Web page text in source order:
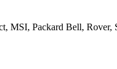
MSI, Packard Bell, Rover,